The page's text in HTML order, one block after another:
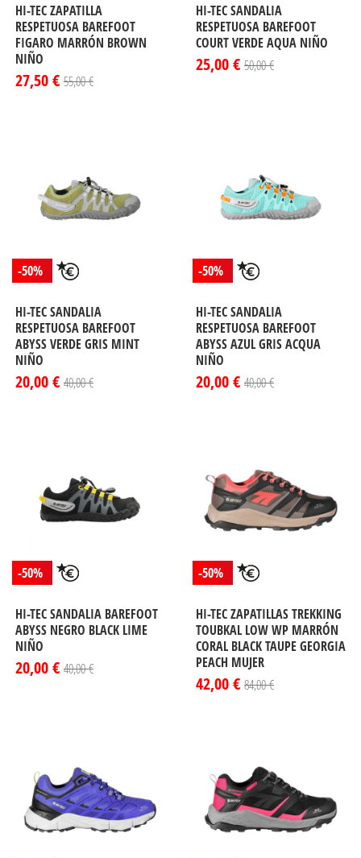
HI-TEC ZAPATILLA
RESPETUOSA BAREFOOT
FIGARO MARRÓN BROWN
NIÑO
27,50 € 55,00 €
HI-TEC SANDALIA
RESPETUOSA BAREFOOT
COURT VERDE AQUA NIÑO
25,00 € 50,00 €
-50%
HI-TEC SANDALIA
RESPETUOSA BAREFOOT
ABYSS VERDE GRIS MINT
NIÑO
20,00 € 40,00 €
-50%
HI-TEC SANDALIA
RESPETUOSA BAREFOOT
ABYSS AZUL GRIS ACQUA
NIÑO
20,00 € 40,00 €
-50%
HI-TEC SANDALIA BAREFOOT
ABYSS NEGRO BLACK LIME
NIÑO
20,00 € 40,00 €
-50%
HI-TEC ZAPATILLAS TREKKING
TOUBKAL LOW WP MARRÓN
CORAL BLACK TAUPE GEORGIA
PEACH MUJER
42,00 € 84,00 €